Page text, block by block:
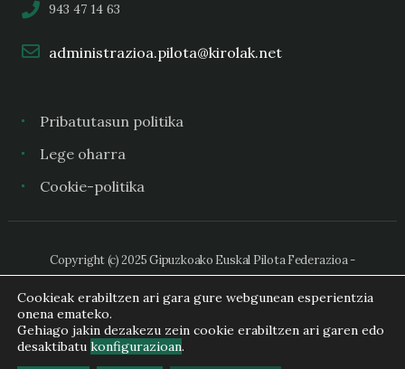
943 47 14 63
administrazioa.pilota@kirolak.net
Pribatutasun politika
Lege oharra
Cookie-politika
Copyright (c) 2025 Gipuzkoako Euskal Pilota Federazioa -
Cookieak erabiltzen ari gara gure webgunean esperientzia
onena emateko.
Gehiago jakin dezakezu zein cookie erabiltzen ari garen edo
desaktibatu konfigurazioan.